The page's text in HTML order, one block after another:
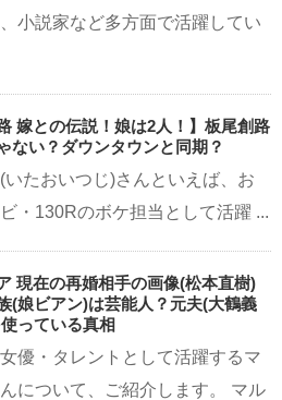
小説家など多方面で活躍してい
嫁との伝説！娘は2人！】板尾創路
ない？ダウンタウンと同期？
いたおいつじ)さんといえば、お
・130Rのボケ担当として活躍 ...
現在の再婚相手の画像(松本直樹)
(娘ビアン)は芸能人？元夫(大鶴義
っている真相
優・タレントとして活躍するマ
について、ご紹介します。 マル